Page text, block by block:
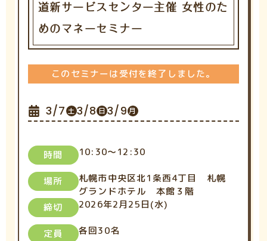
道新サービスセンター主催 女性のた
めのマネーセミナー
このセミナーは受付を終了しました。
3/7 土3/8日3/9 月
時間 10:30～12:30
場所
札幌市中央区北1条西4丁目 札幌
グランドホテル 本館３階
締切
2026年2月25日(水)
定員 各回30名